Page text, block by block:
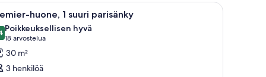
ja tuoli. Seinillä on suuria, kukkateemaisia maalauksia, ja ikkunasta
Hotellihuone, jossa on suuri sänky,
5 huone, 1 suuri parisänky
kautta 10
Poikkeuksellisen hyvä
18 arvostelua
(18
arvostelua)
30 m²
3 henkilöä